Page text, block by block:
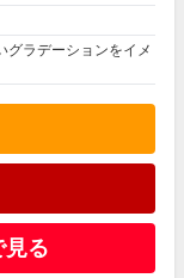
グラデーションをイメ
る